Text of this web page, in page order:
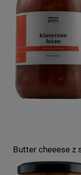
Butter cheeese z